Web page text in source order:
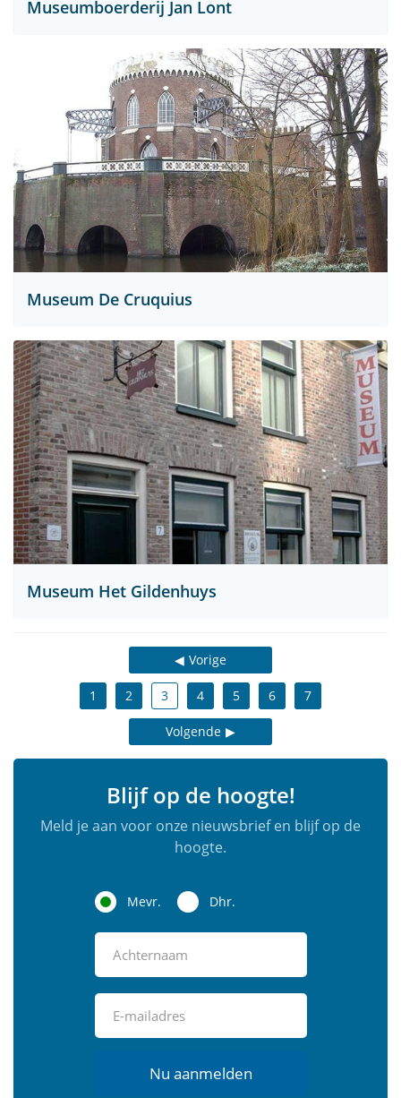
Museumboerderij Jan Lont
Museum De Cruquius
Museum Het Gildenhuys
Vorige
1 2 3 4 5 6 7
Volgende
Blijf op de hoogte!
Meld je aan voor onze nieuwsbrief en blijf op de
hoogte.
Mevr. Dhr.
Nu aanmelden